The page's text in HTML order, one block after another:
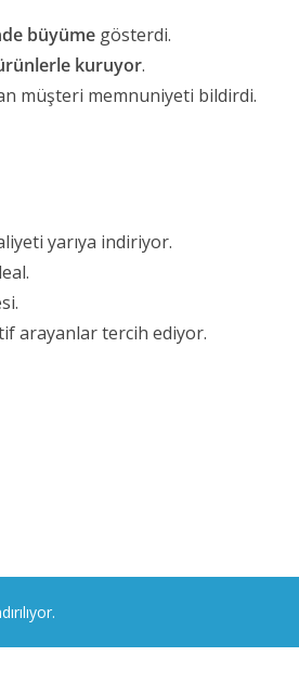
büyüme gösterdi.
kuruyor.
müşteri memnuniyeti bildirdi.
yarıya indiriyor.
arayanlar tercih ediyor.